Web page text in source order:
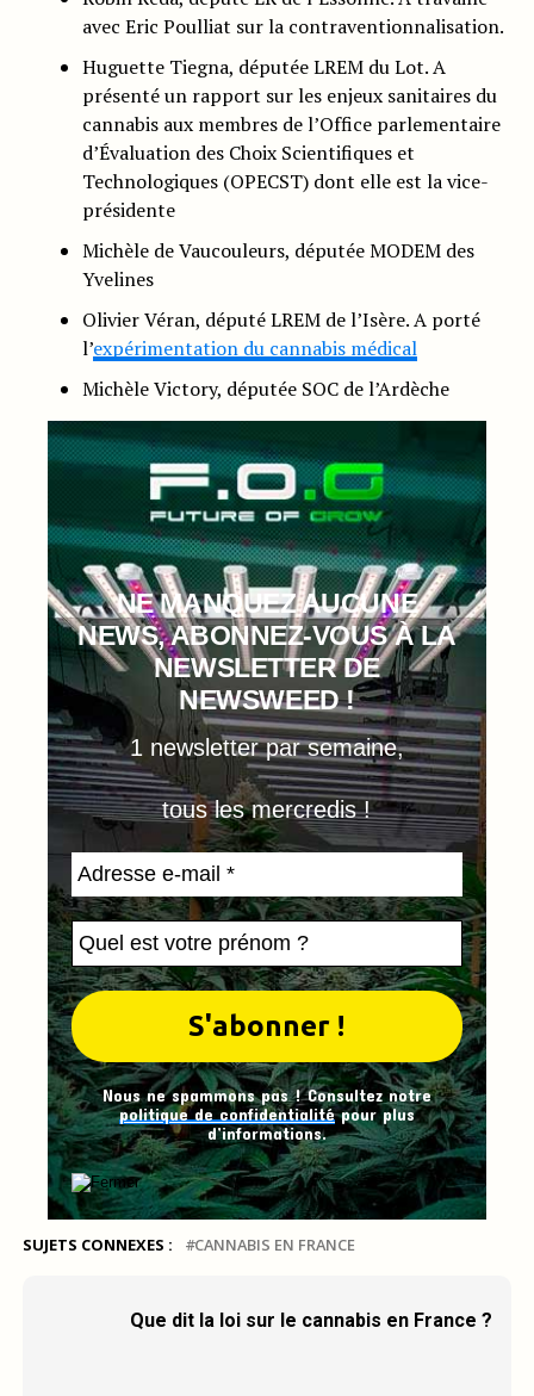
avec Eric Poulliat sur la contraventionnalisation.
Huguette Tiegna, députée LREM du Lot. A
présenté un rapport sur les enjeux sanitaires du
cannabis aux membres de l’Office parlementaire
d’Évaluation des Choix Scientifiques et
Technologiques (OPECST) dont elle est la vice-
présidente
Michèle de Vaucouleurs, députée MODEM des
Yvelines
Olivier Véran, député LREM de l’Isère. A porté
l’expérimentation du cannabis médical
Michèle Victory, députée SOC de l’Ardèche
NE MANQUEZ AUCUNE
NEWS, ABONNEZ-VOUS À LA
NEWSLETTER DE
NEWSWEED !
1 newsletter par semaine,
tous les mercredis !
Nous ne spammons pas ! Consultez notre
politique de confidentialitépour plus
d’informations.
SUJETS CONNEXES : CANNABIS EN FRANCE
Que dit la loi sur le cannabis en France ?